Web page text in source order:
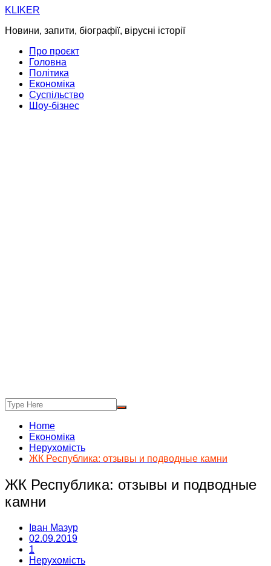
Skip
content
KLIKER
Новини, запити, біографії, вірусні історії
Про проєкт
Головна
Політика
Економіка
Суспільство
Шоу-бізнес
Home
Економіка
Нерухомість
ЖК Республика: отзывы и подводные камни
ЖК Республика: отзывы и подводные
камни
Іван Мазур
02.09.2019
1
Нерухомість